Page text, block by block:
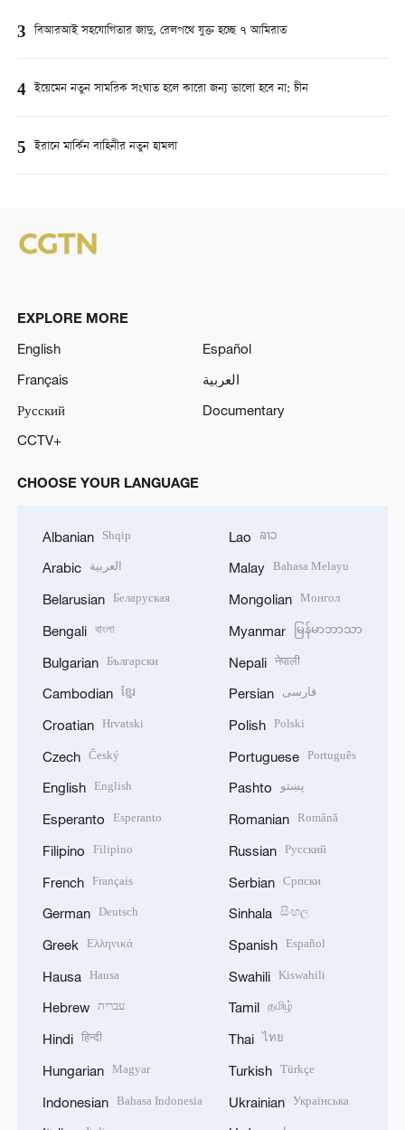
3 বিআরআই সহযোগিতার জাদু, রেলপথে যুক্ত হচ্ছে ৭ আমিরাত
4 ইয়েমেন নতুন সামরিক সংঘাত হলে কারো জন্য ভালো হবে না: চীন
5 ইরানে মার্কিন বাহিনীর নতুন হামলা
EXPLORE MORE
English
Español
Français
العربية
Русский
Documentary
CCTV+
CHOOSE YOUR LANGUAGE
Albanian Shqip
Arabic العربية
Belarusian Беларуская
Bengali বাংলা
Bulgarian Български
Cambodian ខ្មែរ
Croatian Hrvatski
Czech Český
English English
Esperanto Esperanto
Filipino Filipino
French Français
German Deutsch
Greek Ελληνικά
Hausa Hausa
Hebrew עברית
Hindi हिन्दी
Hungarian Magyar
Indonesian Bahasa Indonesia
Lao ລາວ
Malay Bahasa Melayu
Mongolian Монгол
Myanmar မြန်မာဘာသာ
Nepali नेपाली
Persian فارسی
Polish Polski
Portuguese Português
Pashto پښتو
Romanian Română
Russian Русский
Serbian Српски
Sinhala සිංහල
Spanish Español
Swahili Kiswahili
Tamil தமிழ்
Thai ไทย
Turkish Türkçe
Ukrainian Українська